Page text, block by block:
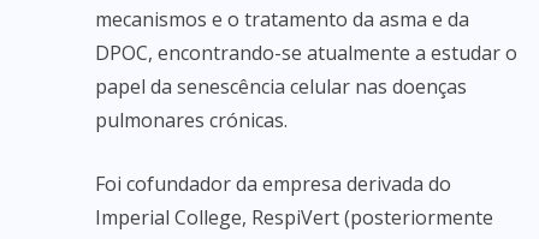
mecanismos e o tratamento da asma e da
DPOC, encontrando-se atualmente a estudar o
papel da senescência celular nas doenças
pulmonares crónicas.
Foi cofundador da empresa derivada do
Imperial College, RespiVert (posteriormente